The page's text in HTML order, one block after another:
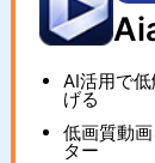
AI活用で
げる
低画質動
ター